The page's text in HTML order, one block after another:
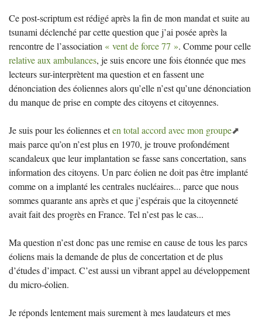
Ce post-scriptum est rédigé après la fin de mon mandat et suite au
tsunami déclenché par cette question que j’ai posée après la
rencontre de l’association « vent de force 77 ». Comme pour celle
relative aux ambulances, je suis encore une fois étonnée que mes
lecteurs sur-interprètent ma question et en fassent une
dénonciation des éoliennes alors qu’elle n’est qu’une dénonciation
du manque de prise en compte des citoyens et citoyennes.
Je suis pour les éoliennes eten total accord avec mon groupe
mais parce qu’on n’est plus en 1970, je trouve profondément
scandaleux que leur implantation se fasse sans concertation, sans
information des citoyens. Un parc éolien ne doit pas être implanté
comme on a implanté les centrales nucléaires... parce que nous
sommes quarante ans après et que j’espérais que la citoyenneté
avait fait des progrès en France. Tel n’est pas le cas...
Ma question n’est donc pas une remise en cause de tous les parcs
éoliens mais la demande de plus de concertation et de plus
d’études d’impact. C’est aussi un vibrant appel au développement
du micro-éolien.
Je réponds lentement mais surement à mes laudateurs et mes